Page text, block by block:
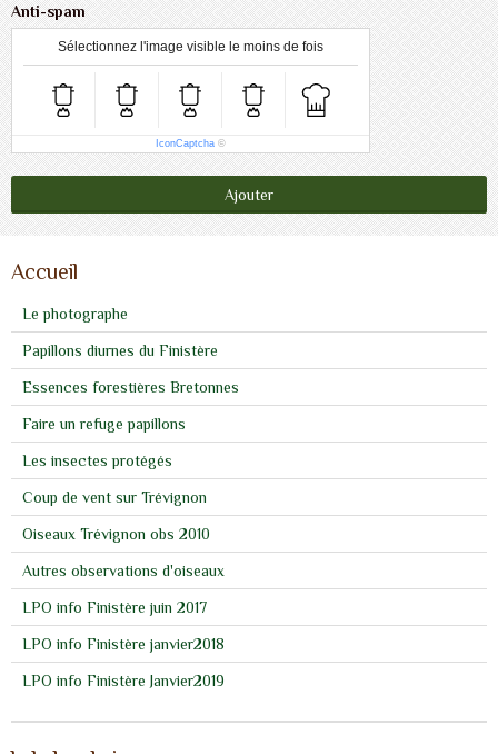
Anti-spam
Sélectionnez l'image visible le moins de fois
IconCaptcha ©
Ajouter
Accueil
Le photographe
Papillons diurnes du Finistère
Essences forestières Bretonnes
Faire un refuge papillons
Les insectes protégés
Coup de vent sur Trévignon
Oiseaux Trévignon obs 2010
Autres observations d'oiseaux
LPO info Finistère juin 2017
LPO info Finistère janvier2018
LPO info Finistère Janvier2019